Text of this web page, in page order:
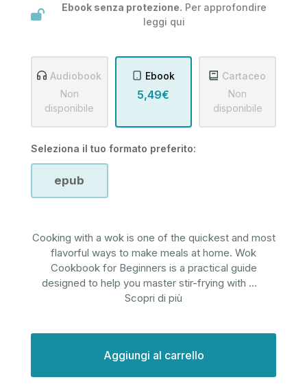
Ebook senza protezione. Per approfondire
leggi qui
Audiobook
Non
disponibile
Ebook
5,49€
Cartaceo
Non
disponibile
Seleziona il tuo formato preferito:
epub
Cooking with a wok is one of the quickest and most
flavorful ways to make meals at home. Wok
Cookbook for Beginners is a practical guide
designed to help you master stir-frying with ...
Scopri di più